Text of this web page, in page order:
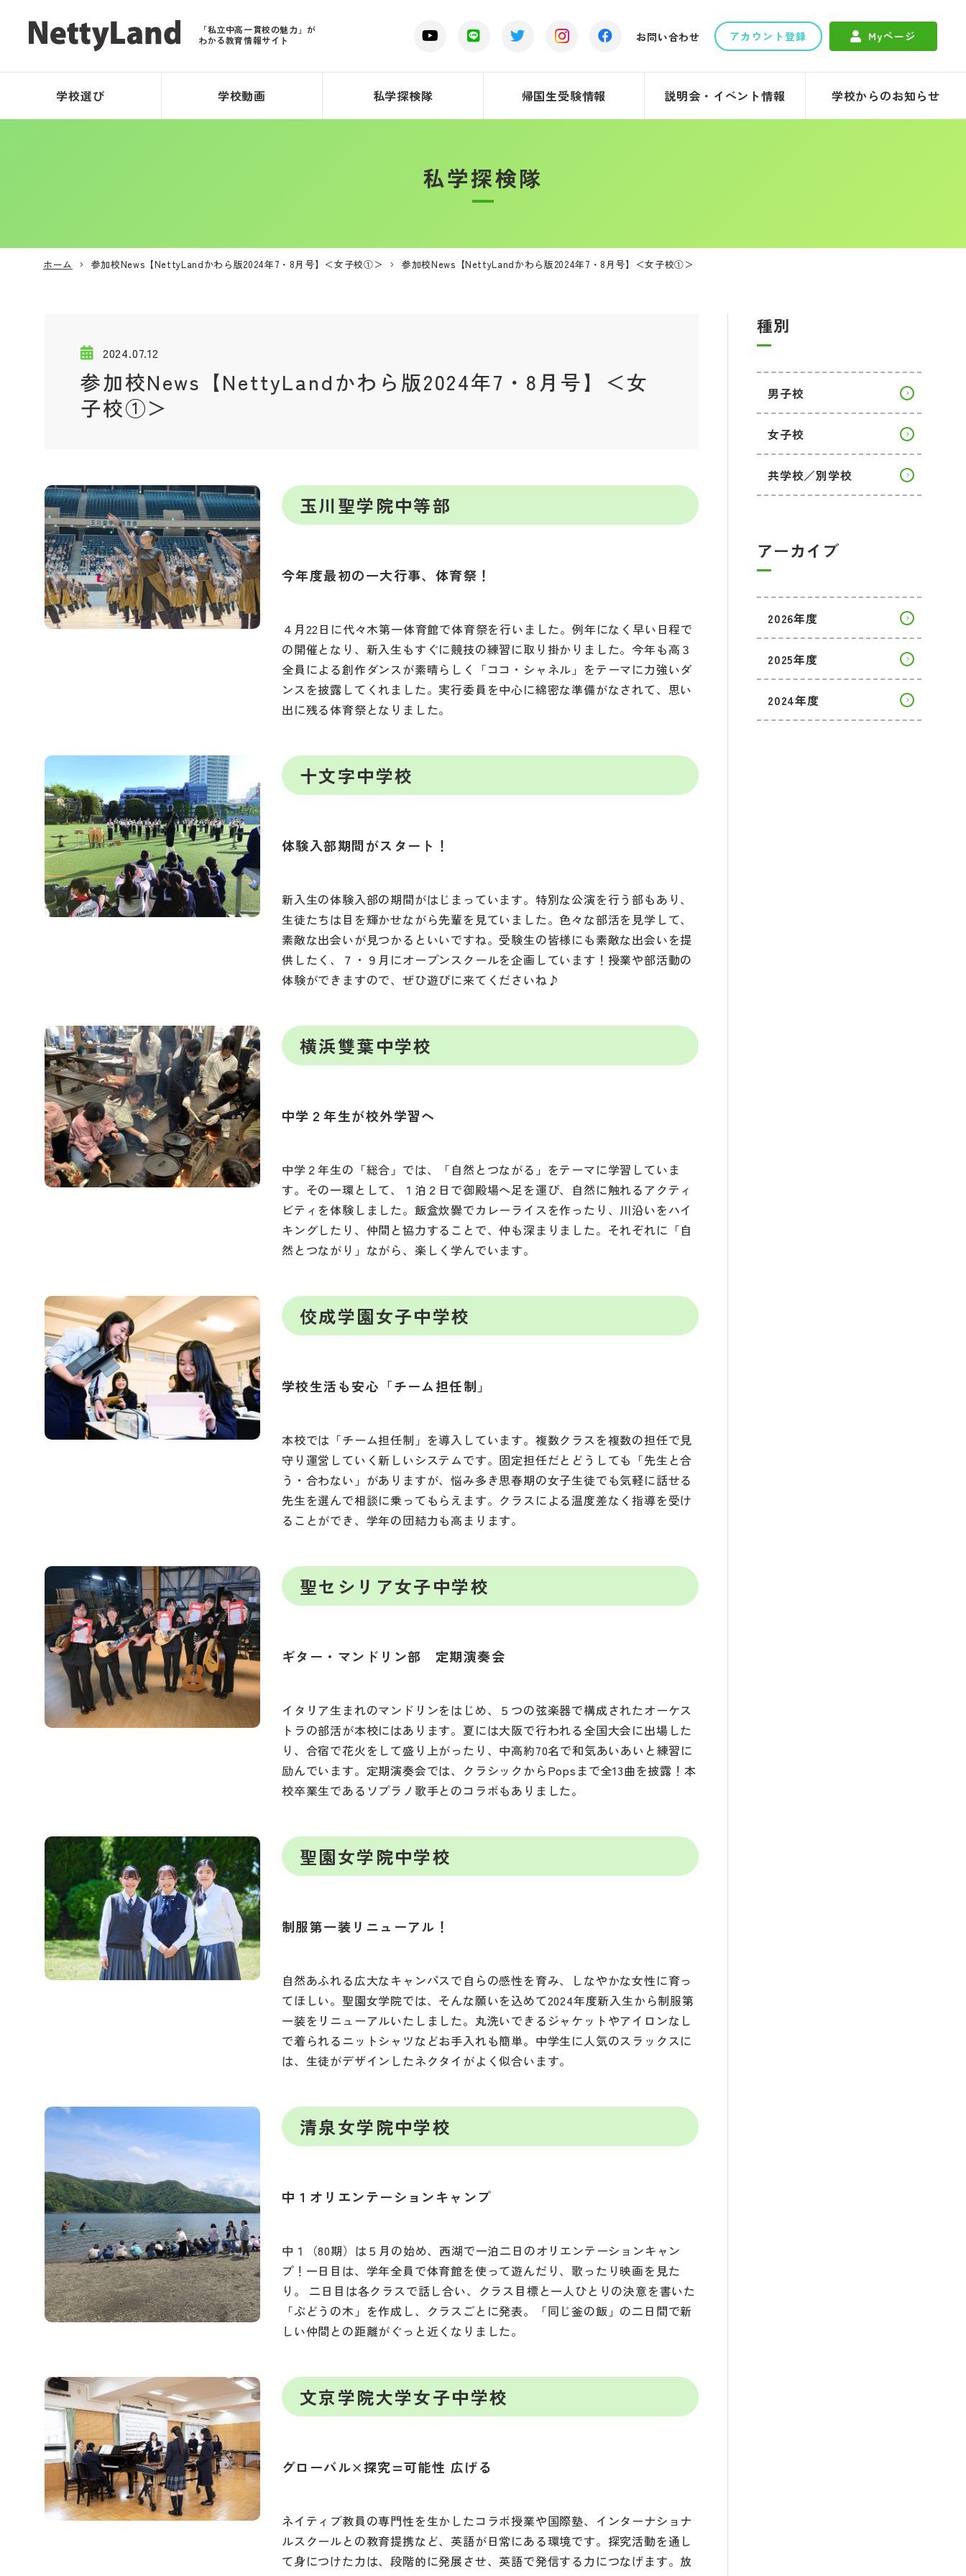
「私立中高一貫校の魅力」が
わかる教育情報サイト
お問い合わせ アカウント登録 Myページ
学校選び 学校動画 私学探検隊 帰国生受験情報 説明会・イベント情報 学校からのお知らせ
私学探検隊
ホーム 参加校News【NettyLandかわら版2024年7・8月号】＜女子校①＞ 参加校News【NettyLandかわら版2024年7・8月号】＜女子校①＞
2024.07.12
参加校News【NettyLandかわら版2024年7・8月号】＜女
子校①＞
玉川聖学院中等部
今年度最初の一大行事、体育祭！
４月22日に代々木第一体育館で体育祭を行いました。例年になく早い日程で
の開催となり、新入生もすぐに競技の練習に取り掛かりました。今年も高３
全員による創作ダンスが素晴らしく「ココ・シャネル」をテーマに力強いダ
ンスを披露してくれました。実行委員を中心に綿密な準備がなされて、思い
出に残る体育祭となりました。
十文字中学校
体験入部期間がスタート！
新入生の体験入部の期間がはじまっています。特別な公演を行う部もあり、
生徒たちは目を輝かせながら先輩を見ていました。色々な部活を見学して、
素敵な出会いが見つかるといいですね。受験生の皆様にも素敵な出会いを提
供したく、７・９月にオープンスクールを企画しています！授業や部活動の
体験ができますので、ぜひ遊びに来てくださいね♪
横浜雙葉中学校
中学２年生が校外学習へ
中学２年生の「総合」では、「自然とつながる」をテーマに学習していま
す。その一環として、１泊２日で御殿場へ足を運び、自然に触れるアクティ
ビティを体験しました。飯盒炊爨でカレーライスを作ったり、川沿いをハイ
キングしたり、仲間と協力することで、仲も深まりました。それぞれに「自
然とつながり」ながら、楽しく学んでいます。
佼成学園女子中学校
学校生活も安心「チーム担任制」
本校では「チーム担任制」を導入しています。複数クラスを複数の担任で見
守り運営していく新しいシステムです。固定担任だとどうしても「先生と合
う・合わない」がありますが、悩み多き思春期の女子生徒でも気軽に話せる
先生を選んで相談に乗ってもらえます。クラスによる温度差なく指導を受け
ることができ、学年の団結力も高まります。
聖セシリア女子中学校
ギター・マンドリン部 定期演奏会
イタリア生まれのマンドリンをはじめ、５つの弦楽器で構成されたオーケス
トラの部活が本校にはあります。夏には大阪で行われる全国大会に出場した
り、合宿で花火をして盛り上がったり、中高約70名で和気あいあいと練習に
励んでいます。定期演奏会では、クラシックからPopsまで全13曲を披露！本
校卒業生であるソプラノ歌手とのコラボもありました。
聖園女学院中学校
制服第一装リニューアル！
自然あふれる広大なキャンパスで自らの感性を育み、しなやかな女性に育っ
てほしい。聖園女学院では、そんな願いを込めて2024年度新入生から制服第
一装をリニューアルいたしました。丸洗いできるジャケットやアイロンなし
で着られるニットシャツなどお手入れも簡単。中学生に人気のスラックスに
は、生徒がデザインしたネクタイがよく似合います。
清泉女学院中学校
中１オリエンテーションキャンプ
中１（80期）は５月の始め、西湖で一泊二日のオリエンテーションキャン
プ！一日目は、学年全員で体育館を使って遊んだり、歌ったり映画を見た
り。 二日目は各クラスで話し合い、クラス目標と一人ひとりの決意を書いた
「ぶどうの木」を作成し、クラスごとに発表。「同じ釜の飯」の二日間で新
しい仲間との距離がぐっと近くなりました。
文京学院大学女子中学校
グローバル×探究=可能性 広げる
ネイティブ教員の専門性を生かしたコラボ授業や国際塾、インターナショナ
ルスクールとの教育提携など、英語が日常にある環境です。探究活動を通し
て身につけた力は、段階的に発展させ、英語で発信する力につなげます。放
種別
男子校
女子校
共学校／別学校
アーカイブ
2026年度
2025年度
2024年度